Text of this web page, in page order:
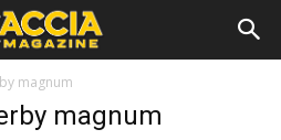
magnum
magnum